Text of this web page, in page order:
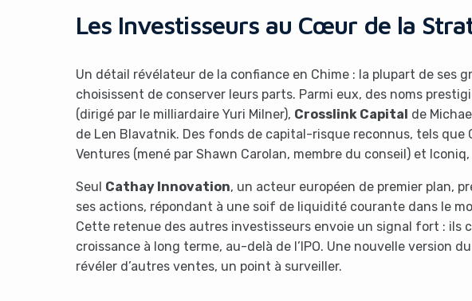
Les Investisseurs au Cœur de la
Un détail révélateur de la confiance en Chime : la plupart de ses
choisissent de conserver leurs parts. Parmi eux, des noms
(dirigé par le milliardaire Yuri Milner), Crosslink Capital de
de Len Blavatnik. Des fonds de capital-risque reconnus, tels que
Ventures (mené par Shawn Carolan, membre du conseil) et
Seul Cathay Innovation, un acteur européen de premier plan,
ses actions, répondant à une soif de liquidité courante dans le
Cette retenue des autres investisseurs envoie un signal fort : ils
croissance à long terme, au-delà de l’IPO. Une nouvelle version
révéler d’autres ventes, un point à surveiller.